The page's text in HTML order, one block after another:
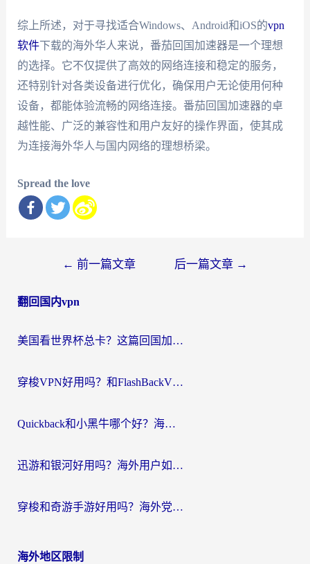
综上所述，对于寻找适合Windows、Android和iOS的vpn
软件下载的海外华人来说，番茄回国加速器是一个理想
的选择。它不仅提供了高效的网络连接和稳定的服务，
还特别针对各类设备进行优化，确保用户无论使用何种
设备，都能体验流畅的网络连接。番茄回国加速器的卓
越性能、广泛的兼容性和用户友好的操作界面，使其成
为连接海外华人与国内网络的理想桥梁。
Spread the love
导
← 前一篇文章 后一篇文章 →
翻回国内vpn
美国看世界杯总卡？这篇回国加速器指南帮你无缝刷国内资源（附苹果手机VPN设置步骤）
穿梭VPN好用吗？和FlashBackVPN对比哪个回国效果更好？
Quickback和小黑牛哪个好？海外党亲测指南，选对回国加速器秒回国内
迅游和银河好用吗？海外用户如何选择回国加速器实现无缝访问国内资源
穿梭和奇游手游好用吗？海外党亲测3款回国加速器，附蜜蜂加速器七天试用攻略
海外地区限制